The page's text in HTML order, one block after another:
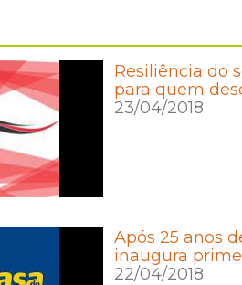
Resiliência do
para quem
23/04/2018
Após 25 anos
inaugura
22/04/2018